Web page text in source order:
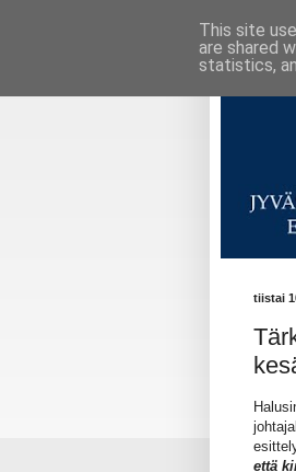
tiistai
että
This site
are shared
statistics,